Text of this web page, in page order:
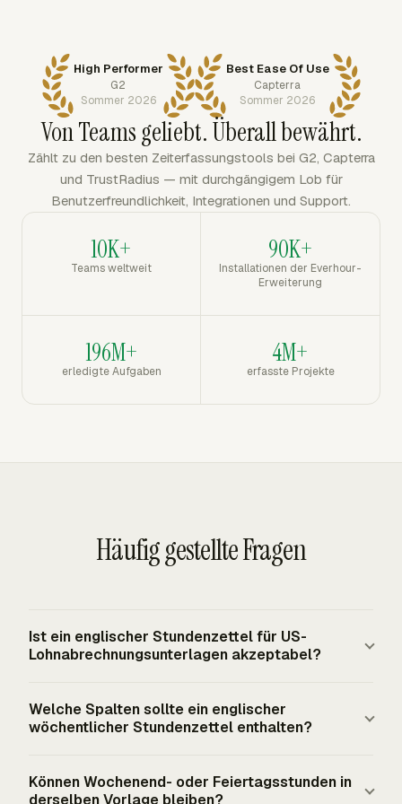
High Performer
G2
Sommer 2026
Best Ease Of Use
Capterra
Sommer 2026
Von Teams geliebt. Überall bewährt.
Zählt zu den besten Zeiterfassungstools bei G2, Capterra
und TrustRadius — mit durchgängigem Lob für
Benutzerfreundlichkeit, Integrationen und Support.
10K+
Teams weltweit
90K+
Installationen der Everhour-
Erweiterung
196M+
erledigte Aufgaben
4M+
erfasste Projekte
Häufig gestellte Fragen
Ist ein englischer Stundenzettel für US-
Lohnabrechnungsunterlagen akzeptabel?
Lohnabrechnungsunterlagen unterstützen, wenn er
freigestellte Arbeitnehmer zu führen, schreibt aber keine
Welche Spalten sollte ein englischer
wöchentlicher Stundenzettel enthalten?
Mitarbeiters, Arbeitswochendaten, Projekt oder Kunde,
Können Wochenend- oder Feiertagsstunden in
derselben Vorlage bleiben?